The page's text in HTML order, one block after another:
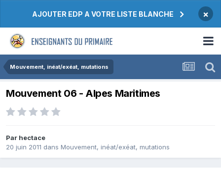
AJOUTER EDP A VOTRE LISTE BLANCHE ×
Mouvement, inéat/exéat, mutations
Mouvement 06 - Alpes Maritimes
Par hectace
20 juin 2011 dans Mouvement, inéat/exéat, mutations